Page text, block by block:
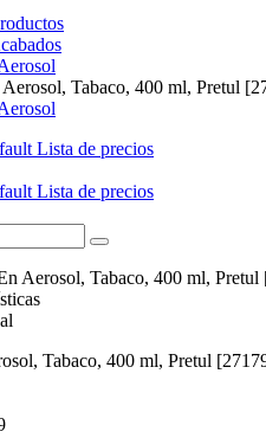
Tabaco, 400 ml, Pretul
Lista de precios
Lista de precios